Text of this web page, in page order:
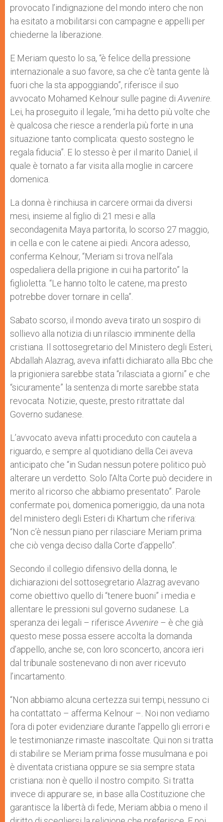
provocato l’indignazione del mondo intero che non
ha esitato a mobilitarsi con campagne e appelli per
chiederne la liberazione.
E Meriam questo lo sa, “è felice della pressione
internazionale a suo favore, sa che c’è tanta gente là
fuori che la sta appoggiando”, riferisce il suo
avvocato Mohamed Kelnour sulle pagine di Avvenire
Lei, ha proseguito il legale, “mi ha detto più volte che
è qualcosa che riesce a renderla più forte in una
situazione tanto complicata: questo sostegno le
regala fiducia”. E lo stesso è per il marito Daniel, il
quale è tornato a far visita alla moglie in carcere
domenica.
La donna è rinchiusa in carcere ormai da diversi
mesi, insieme al figlio di 21 mesi e alla
secondagenita Maya partorita, lo scorso 27 maggio,
in cella e con le catene ai piedi. Ancora adesso,
conferma Kelnour, “Meriam si trova nell’ala
ospedaliera della prigione in cui ha partorito” la
figlioletta. “Le hanno tolto le catene, ma presto
potrebbe dover tornare in cella”.
Sabato scorso, il mondo aveva tirato un sospiro di
sollievo alla notizia di un rilascio imminente della
cristiana. Il sottosegretario del Ministero degli Esteri,
Abdallah Alazrag, aveva infatti dichiarato alla Bbc che
la prigioniera sarebbe stata “rilasciata a giorni” e che
“sicuramente” la sentenza di morte sarebbe stata
revocata. Notizie, queste, presto ritrattate dal
Governo sudanese.
L’avvocato aveva infatti proceduto con cautela a
riguardo, e sempre al quotidiano della Cei aveva
anticipato che “in Sudan nessun potere politico può
alterare un verdetto. Solo l’Alta Corte può decidere in
merito al ricorso che abbiamo presentato”. Parole
confermate poi, domenica pomeriggio, da una nota
del ministero degli Esteri di Khartum che riferiva:
“Non c’è nessun piano per rilasciare Meriam prima
che ciò venga deciso dalla Corte d’appello”.
Secondo il collegio difensivo della donna, le
dichiarazioni del sottosegretario Alazrag avevano
come obiettivo quello di “tenere buoni” i media e
allentare le pressioni sul governo sudanese. La
speranza dei legali – riferisce Avvenire – è che già
questo mese possa essere accolta la domanda
d’appello, anche se, con loro sconcerto, ancora ieri
dal tribunale sostenevano di non aver ricevuto
l’incartamento.
“Non abbiamo alcuna certezza sui tempi, nessuno ci
ha contattato – afferma Kelnour –. Noi non vediamo
l’ora di poter evidenziare durante l’appello gli errori e
le testimonianze rimaste inascoltate. Qui non si tratta
di stabilire se Meriam prima fosse musulmana e poi
è diventata cristiana oppure se sia sempre stata
cristiana: non è quello il nostro compito. Si tratta
invece di appurare se, in base alla Costituzione che
garantisce la libertà di fede, Meriam abbia o meno il